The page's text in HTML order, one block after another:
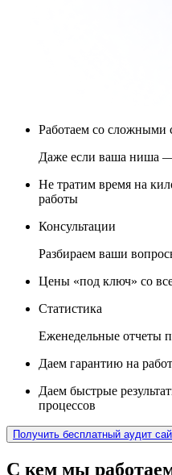
2.
Работаем со сложными
Даже если ваша ниша
5.
Не тратим время на
работы
3.
Консультации
Разбираем ваши
6.
Цены «под ключ» со
1.
Статистика
Еженедельные отчеты
4.
Даем гарантию на
7.
Даем быстрые
процессов
Получить бесплатный аудит
С кем мы